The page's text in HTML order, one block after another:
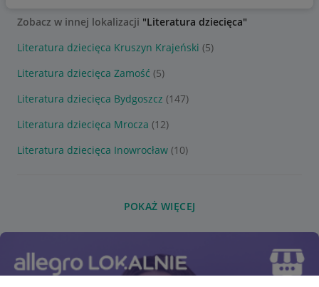
Zobacz w innej lokalizacji "Literatura dziecięca"
Literatura dziecięca Kruszyn Krajeński (5)
Literatura dziecięca Zamość (5)
Literatura dziecięca Bydgoszcz (147)
Literatura dziecięca Mrocza (12)
Literatura dziecięca Inowrocław (10)
POKAŻ WIĘCEJ